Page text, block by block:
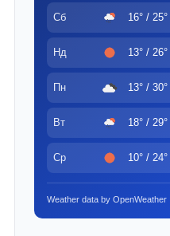
Сб 16° / 25°
Нд 13° / 26°
Пн 13° / 30°
Вт 18° / 29°
Ср 10° / 24°
Weather data by OpenWeather